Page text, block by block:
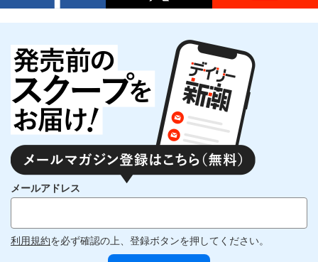
メールアドレス
利用規約を必ず確認の上、登録ボタンを押してください。